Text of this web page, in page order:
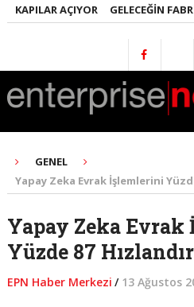
AÇIYOR GELECEĞIN
GENEL
Yapay Zeka Evrak İşlemlerini
Yapay Zeka
Yüzde 87
EPN Haber Merkezi / 13 Ağustos